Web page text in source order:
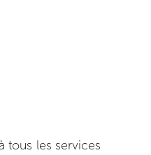
tous les services